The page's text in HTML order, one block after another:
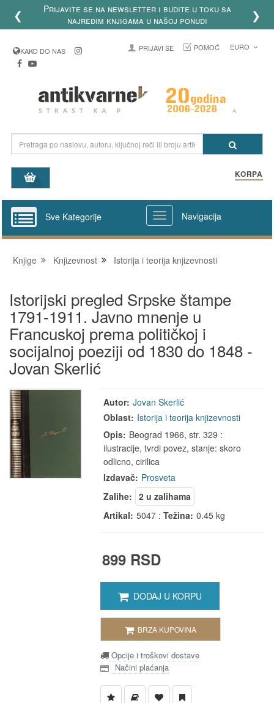
❮
Prijavite se na newsletter i budite u toku sa
najređim knjigama u našoj ponudi
❯
KAKO DO NAS PRIJAVI SE POMOĆ EURO
KORPA
Sve Kategorije Navigacija
Knjige Knjizevnost Istorija i teorija knjizevnosti
Istorijski pregled Srpske štampe
1791-1911. Javno mnenje u
Francuskoj prema političkoj i
socijalnoj poeziji od 1830 do 1848 -
Jovan Skerlić
Autor: Jovan Skerlić
Oblast: Istorija i teorija knjizevnosti
Opis: Beograd 1966, str. 329 :
ilustracije, tvrdi povez, stanje: skoro
odlicno, cirilica
Izdavač: Prosveta
Zalihe:
2 u zalihama
Artikal: 5047 :Težina: 0.45 kg
899 RSD
DODAJ U KORPU
BRZA KUPOVINA
Opcije i troškovi dostave
Načini plaćanja